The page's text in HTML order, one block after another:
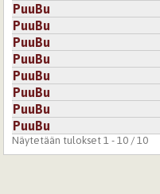
Kirjaudutairekisteröidy
PuuBu
PuuBu
PuuBu
PuuBu
PuuBu
PuuBu
PuuBu
PuuBu
Näytetään tulokset 1 - 10 / 10